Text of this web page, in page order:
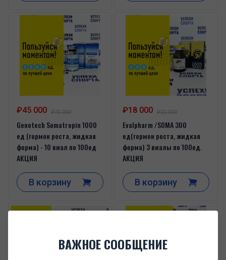
ВАЖНОЕ СООБЩЕНИЕ
₽45 000 ₽75 000
Genotech Somatropin 1000
ед (гормон роста, жидкая
форма) - 10 виал по 100ед
АКЦИЯ
В корзину
₽18 000 ₽22 500
Evalpharm /SOMA 300
ед(гормон роста, жидкая
форма) 3 виалы по 100ед.
АКЦИЯ
В корзину